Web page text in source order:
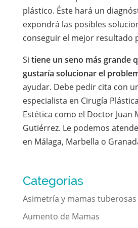
plástico. Éste hará un
expondrá las posibles
conseguir el mejor resultado
Si tiene un seno más grande
gustaría solucionar el
ayudar. Debe pedir cita con
especialista en Cirugía
Estética como el Doctor Juan
Gutiérrez. Le podemos
en Málaga, Marbella o
Categorías
Asimetría y mamas tuberosas
Aumento de Mamas